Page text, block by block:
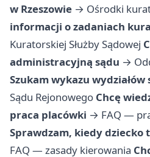
w Rzeszowie → Ośrodki
informacji o zadaniach
Kuratorskiej Służby Sądowej
administracyjną sądu →
Szukam wykazu wydziałów
Sądu Rejonowego Chcę
praca placówki → FAQ —
Sprawdzam, kiedy dziecko
FAQ — zasady kierowania